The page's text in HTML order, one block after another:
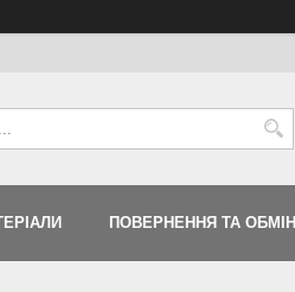
ПОВЕРНЕННЯ ТА ОБМІН